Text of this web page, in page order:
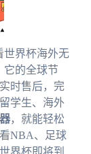
世界杯海外无
它的全球节
时售后，完
学生、海外
，就能轻松
NBA、足球